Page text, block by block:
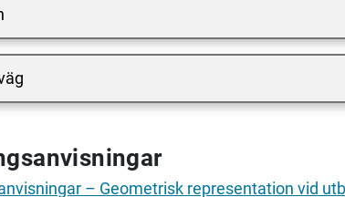
– Geometrisk representation vid